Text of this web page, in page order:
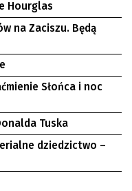
Hourglas
na Zaciszu. Będą
Słońca i noc
Tuska
dziedzictwo –